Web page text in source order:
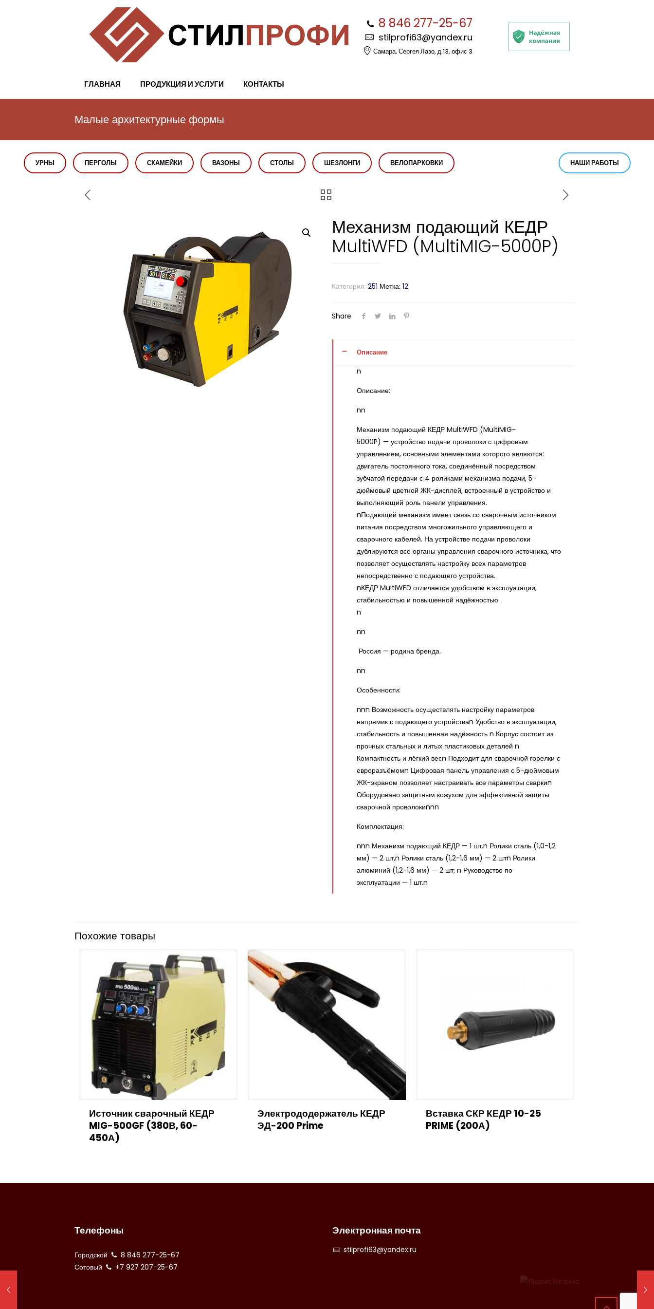
ГЛАВНАЯ ПРОДУКЦИЯ И УСЛУГИ КОНТАКТЫ
8 846 277-25-67
stilprofi63@yandex.ru
Самара, Сергея Лазо, д.13, офис 3
Малые архитектурные формы
УРНЫ ПЕРГОЛЫ СКАМЕЙКИ ВАЗОНЫ СТОЛЫ ШЕЗЛОНГИ ВЕЛОПАРКОВКИ НАШИ РАБОТЫ
Механизм подающий КЕДР
MultiWFD (MultiMIG-5000P)
Категория:251 Метка:12
Share
Описание
n
Описание:
nn
Механизм подающий КЕДР MultiWFD (MultiMIG-
5000P) — устройство подачи проволоки с цифровым
управлением, основными элементами которого являются:
двигатель постоянного тока, соединённый посредством
зубчатой передачи с 4 роликами механизма подачи, 5-
дюймовый цветной ЖК-дисплей, встроенный в устройство и
выполняющий роль панели управления.
nПодающий механизм имеет связь со сварочным источником
питания посредством многожильного управляющего и
сварочного кабелей. На устройстве подачи проволоки
дублируются все органы управления сварочного источника, что
позволяет осуществлять настройку всех параметров
непосредственно с подающего устройства.
nКЕДР MultiWFD отличается удобством в эксплуатации,
стабильностью и повышенной надёжностью.
n
nn
Россия — родина бренда.
nn
Особенности:
nnn Возможность осуществлять настройку параметров
напрямик с подающего устройстваn Удобство в эксплуатации,
стабильность и повышенная надёжность n Корпус состоит из
прочных стальных и литых пластиковых деталей n
Компактность и лёгкий весn Подходит для сварочной горелки с
евроразъёмомn Цифровая панель управления с 5-дюймовым
ЖК-экраном позволяет настраивать все параметры сваркиn
Оборудовано защитным кожухом для эффективной защиты
сварочной проволокиnnn
Комплектация:
nnn Механизм подающий КЕДР — 1 шт.n Ролики сталь (1,0-1,2
мм) — 2 шт,n Ролики сталь (1,2-1,6 мм) — 2 штn Ролики
алюминий (1,2-1,6 мм) — 2 шт; n Руководство по
эксплуатации — 1 шт.n
Похожие товары
Источник сварочный КЕДР
MIG-500GF (380В, 60-
450А)
Электрододержатель КЕДР
ЭД-200 Prime
Вставка СКР КЕДР 10-25
PRIME (200А)
Телефоны
Городской
8 846 277-25-67
Сотовый
+7 927 207-25-67
Электронная почта
stilprofi63@yandex.ru